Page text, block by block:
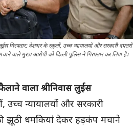
गिरफ्तार: देशभर के स्कूलों, उच्च न्यायालयों और सरकारी दफ्तरों
वाले मुख्य आरोपी को दिल्ली पुलिस ने गिरफ्तार कर लिया है।
वाला श्रीनिवास लुईस
न्यायालयों और सरकारी
झूठी धमकियां देकर हड़कंप मचाने